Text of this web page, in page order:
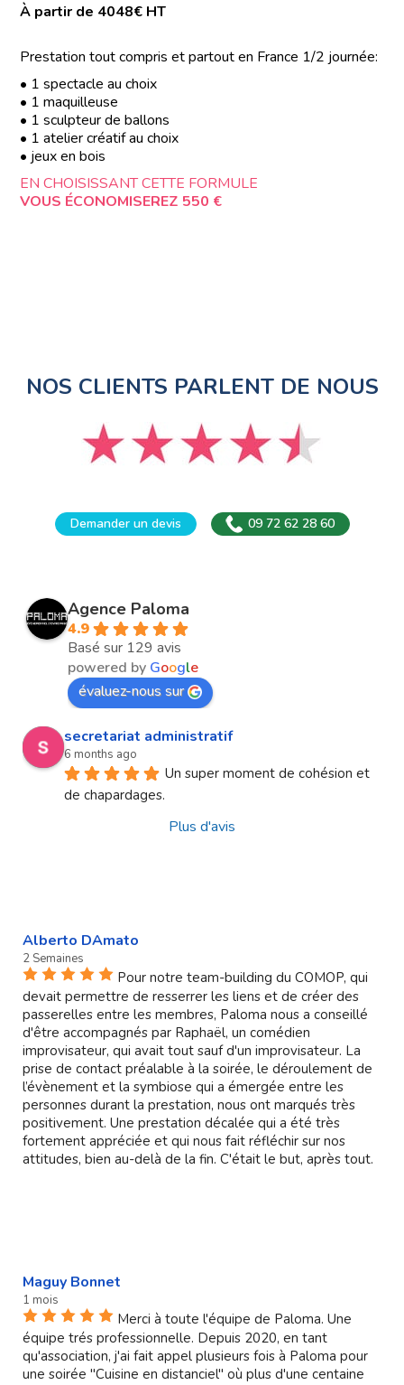
À partir de 4048€ HT
Prestation tout compris et partout en France 1/2 journée:
• 1 spectacle au choix
• 1 maquilleuse
• 1 sculpteur de ballons
• 1 atelier créatif au choix
• jeux en bois
EN CHOISISSANT CETTE FORMULE
VOUS ÉCONOMISEREZ 550 €
NOS CLIENTS PARLENT DE NOUS
Demander un devis 09 72 62 28 60
Agence Paloma
4.9
Basé sur 129 avis
powered by Google
évaluez-nous sur
secretariat administratif
6 months ago
Un super moment de cohésion et
de chapardages.
Plus d'avis
Alberto DAmato
2 Semaines
Pour notre team-building du COMOP, qui
devait permettre de resserrer les liens et de créer des
passerelles entre les membres, Paloma nous a conseillé
d'être accompagnés par Raphaël, un comédien
improvisateur, qui avait tout sauf d'un improvisateur. La
prise de contact préalable à la soirée, le déroulement de
l’évènement et la symbiose qui a émergée entre les
personnes durant la prestation, nous ont marqués très
positivement. Une prestation décalée qui a été très
fortement appréciée et qui nous fait réfléchir sur nos
attitudes, bien au-delà de la fin. C'était le but, après tout.
Maguy Bonnet
1 mois
Merci à toute l'équipe de Paloma. Une
équipe trés professionnelle. Depuis 2020, en tant
qu'association, j'ai fait appel plusieurs fois à Paloma pour
une soirée "Cuisine en distanciel" où plus d'une centaine